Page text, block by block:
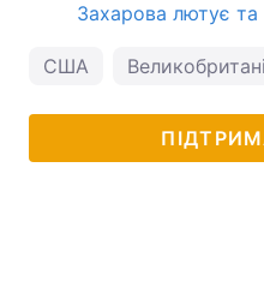
Захарова лютує
США